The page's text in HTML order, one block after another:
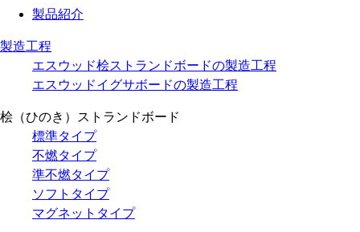
製品紹介
製造工程
エスウッド桧ストランドボードの製造工程
エスウッドイグサボードの製造工程
桧（ひのき）ストランドボード
標準タイプ
不燃タイプ
準不燃タイプ
ソフトタイプ
マグネットタイプ